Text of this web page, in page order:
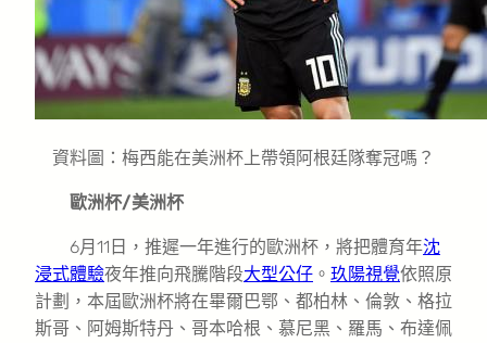
資料圖：梅西能在美洲杯上帶領阿根廷隊奪冠嗎？
歐洲杯/美洲杯
6月11日，推遲一年進行的歐洲杯，將把體育年沈
浸式體驗夜年推向飛騰階段大型公仔 。 玖陽視覺依照原
計劃，本屆歐洲杯將在畢爾巴鄂、都柏林、倫敦、格拉
斯哥、阿姆斯特丹、哥本哈根、慕尼黑、羅馬、布達佩